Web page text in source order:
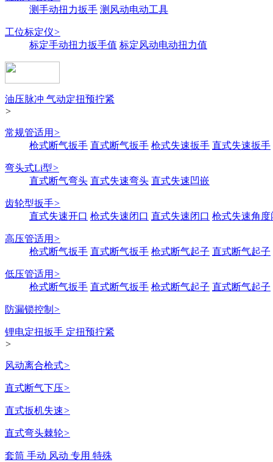
测手动扭力扳手 测风动电动工具
工位标定仪>
标定手动扭力扳手值 标定风动电动扭力值
油压脉冲 气动定扭预拧紧
>
常规管适用 >
枪式断气扳手 直式断气扳手 枪式失速扳手 直式失速扳手
弯头式Li型>
直式断气弯头 直式失速弯头 直式失速凹嵌
齿轮型扳手>
直式失速开口 枪式失速闭口 直式失速闭口 枪式失速角度
高压管适用 >
枪式断气扳手 直式断气扳手 枪式断气起子 直式断气起子
低压管适用 >
枪式断气扳手 直式断气扳手 枪式断气起子 直式断气起子
防漏锁控制 >
锂电定扭扳手 定扭预拧紧
>
风动离合枪式>
直式断气下压>
直式扳机失速>
直式弯头棘轮>
套筒 手动 风动 专用 特殊